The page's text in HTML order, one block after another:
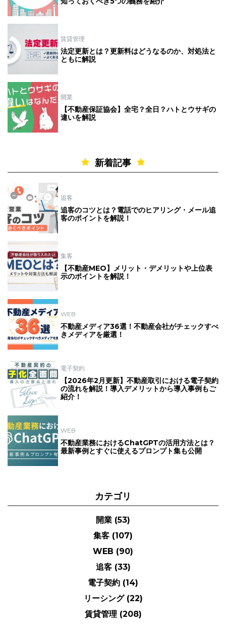
賃貸管理
法定更新とは？更新料はどうなるのか、対処法と
ともに解説
開業
【不動産保証協会】全宅？全日？ハトとウサギの
違いを解説
新着記事
追客
追客のコツとは？電話でのヒアリング・メール追
客のポイントを解説！
集客
【不動産MEO】メリット・デメリットや上位表
示のポイントを解説！
WEB
不動産メディア36選！不動産会社がチェックすべ
きメディアを厳選！
電子契約
【2026年2月更新】不動産取引における電子契約
の流れを解説！導入デメリットから導入事例もご
紹介！
WEB
不動産業務におけるChatGPTの活用方法とは？
最新事例とすぐに使えるプロンプト集も公開
カテゴリ
開業 (53)
集客 (107)
WEB (90)
追客 (33)
電子契約 (14)
リーシング (22)
賃貸管理 (208)